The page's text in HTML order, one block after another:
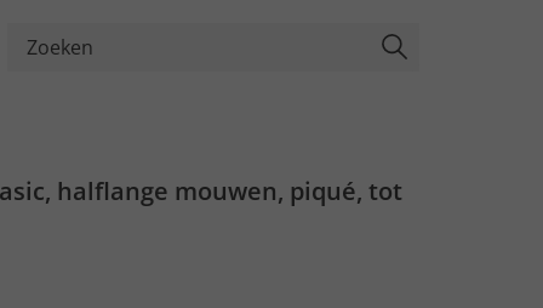
halflange mouwen, piqué, tot